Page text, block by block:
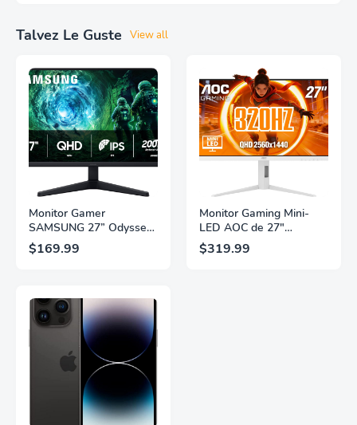
Talvez Le Guste View all
Monitor Gamer
SAMSUNG 27” Odyssey
G5 G53F con Resolución
QHD, HDR10,
Panel IPS, AMD
FreeSync™ Premium,
Ecualizador Negro,
Cambio Automático de
Fuente,
LS27FG532ENXZA
$169.99
Monitor Gaming Mini-
LED AOC de 27"
Pulgadas, QHD
2560×1440, 320Hz, 1ms
$319.99